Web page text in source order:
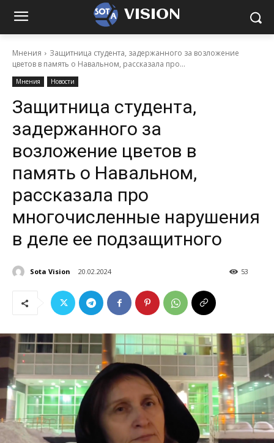
VISION
Мнения
Защитница студента, задержанного за возложение
цветов в память о Навальном, рассказала про...
Мнения Новости
Защитница студента,
задержанного за
возложение цветов в
память о Навальном,
рассказала про
многочисленные нарушения
в деле ее подзащитного
Sota Vision 20.02.2024 53